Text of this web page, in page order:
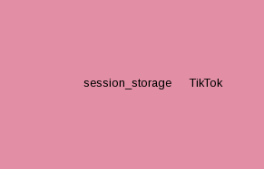
session_storage TikTok